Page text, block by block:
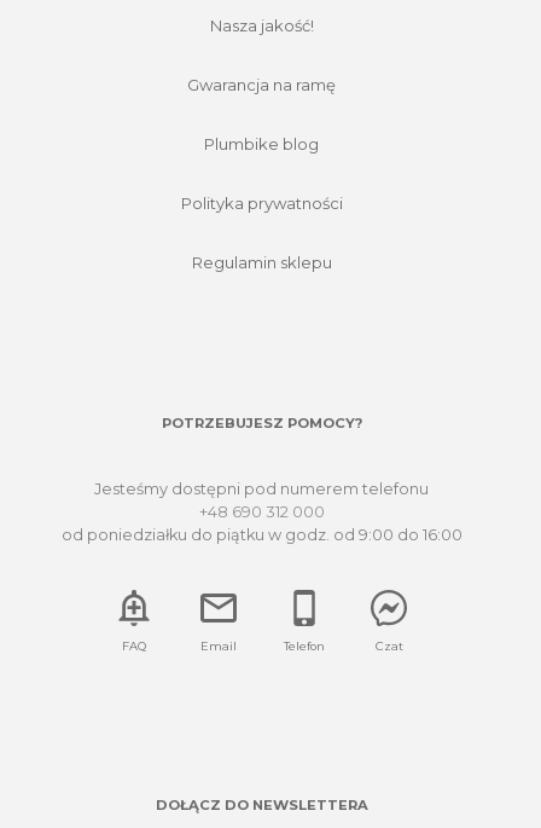
Nasza jakość!
Gwarancja na ramę
Plumbike blog
Polityka prywatności
Regulamin sklepu
POTRZEBUJESZ POMOCY?
Jesteśmy dostępni pod numerem telefonu
+48 690 312 000
od poniedziałku do piątku w godz. od 9:00 do 16:00
FAQ Email Telefon Czat
DOŁĄCZ DO NEWSLETTERA